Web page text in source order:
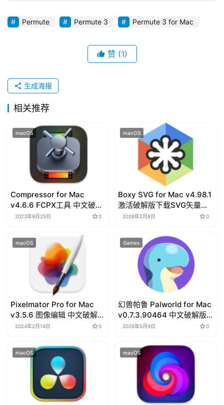
u
a
l
Permute Permute 3 Permute 3 for Mac
赞 (1)
生成海报
相关推荐
macOS
Compressor for Mac
v4.6.6 FCPX工具 中文破解
版下载
2023年9月25日 0
macOS
Boxy SVG for Mac v4.98.1
激活破解版下载SVG矢量图
形编辑器
2026年2月8日 0
macOS
Pixelmator Pro for Mac
v3.5.6 图像编辑 中文破解版
下载
2024年2月14日 0
Games
幻兽帕鲁 Palworld for Mac
v0.7.3.90464 中文破解版
下载 养成生存类游戏
2026年5月9日 0
macOS macOS